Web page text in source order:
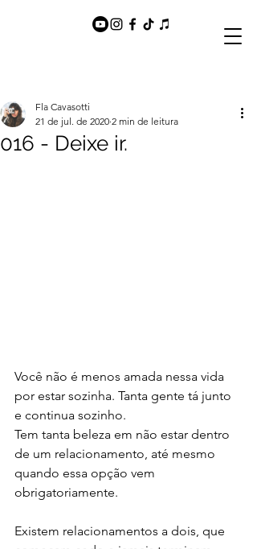
016 - Deixe ir.
Fla Cavasotti
21 de jul. de 2020 2 min de leitura
Você não é menos amada nessa vida
por estar sozinha. Tanta gente tá junto
e continua sozinho.
Tem tanta beleza em não estar dentro
de um relacionamento, até mesmo
quando essa opção vem
obrigatoriamente.
Existem relacionamentos a dois, que